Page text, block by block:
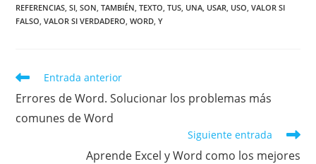
REFERENCIAS SI SON TAMBIÉN TEXTO TUS UNA USAR USO VALOR SI
FALSO VALOR SI VERDADERO WORD Y
Leer
artículos
Entrada anterior
Errores de Word. Solucionar los problemas más
comunes de Word
Siguiente entrada
Aprende Excel y Word como los mejores